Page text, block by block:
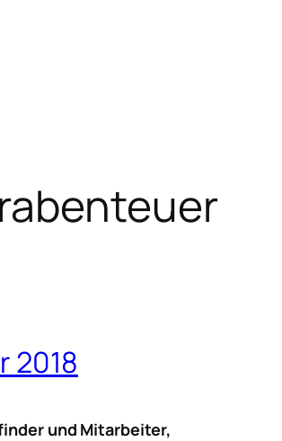
2018
und Mitarbeiter,